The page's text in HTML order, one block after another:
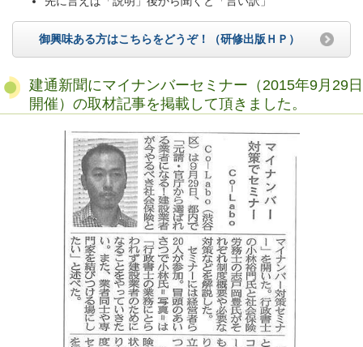
御興味ある方はこちらをどうぞ！（研修出版ＨＰ）
建通新聞にマイナンバーセミナー（2015年9月29日
開催）の取材記事を掲載して頂きました。